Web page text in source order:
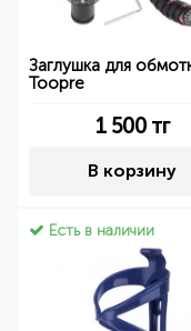
Заглушка для
Toopre
1 500тг
В корзину
Есть в наличии